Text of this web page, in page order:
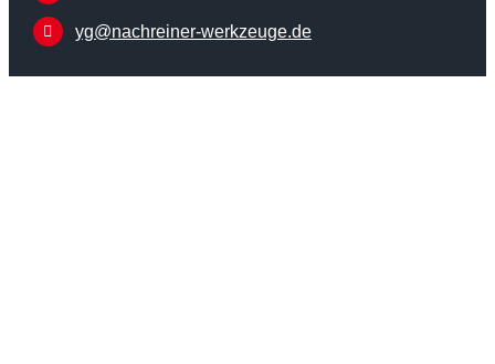
yg@nachreiner-werkzeuge.de